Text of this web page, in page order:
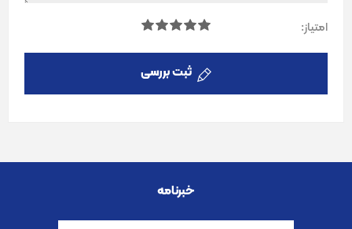
امتیاز:
ثبت بررسی
خبرنامه